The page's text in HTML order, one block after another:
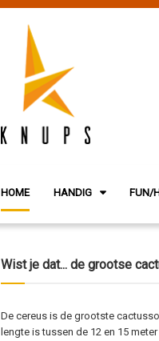
HOME HANDIG FUN/
Wist je dat... de grootse
De cereus is de grootste
lengte is tussen de 12 en 15